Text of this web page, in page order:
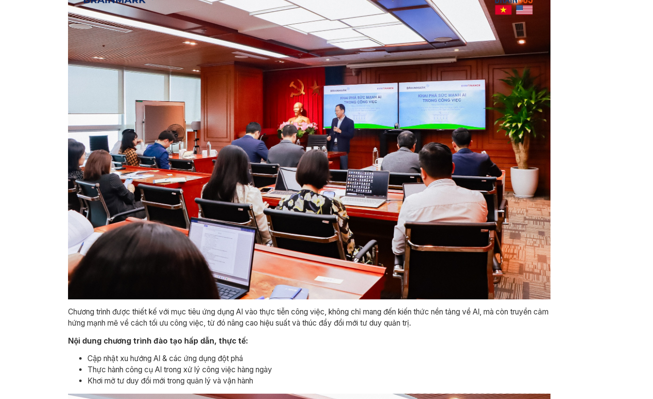
Chương trình được thiết kế với mục tiêu ứng dụng AI vào thực tiễn công việc, không chỉ mang đến kiến thức nền tảng về AI, mà còn truyền cảm
hứng mạnh mẽ về cách tối ưu công việc, từ đó nâng cao hiệu suất và thúc đẩy đổi mới tư duy quản trị.
​Nội dung chương trình đào tạo hấp dẫn, thực tế:
Cập nhật xu hướng AI & các ứng dụng đột phá
Thực hành công cụ AI trong xử lý công việc hàng ngày
Khơi mở tư duy đổi mới trong quản lý và vận hành